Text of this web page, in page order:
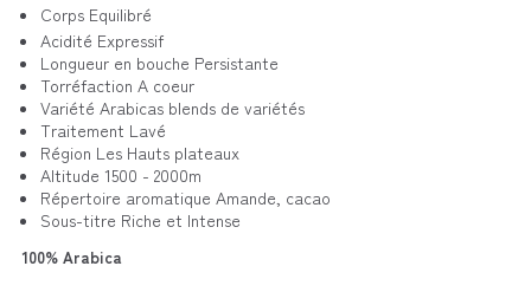
CorpsEquilibré
Acidité Expressif
Longueur en bouche Persistante
Torréfaction A coeur
Variété Arabicas blends de variétés
Traitement Lavé
Région Les Hauts plateaux
Altitude 1500 - 2000m
Répertoire aromatique Amande, cacao
Sous-titre Riche et Intense
100% Arabica